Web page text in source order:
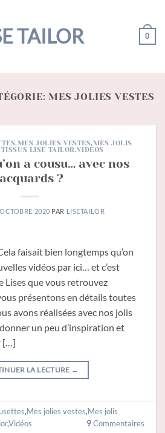
TAILOR 0
MES JOLIES VESTES
,MES JOLIES VESTES,MES JOLIS
TISSUS LISE TAILOR,VIDÉOS
a cousu… avec nos
?
2020 PAR LISETAILOR
faisait bien longtemps qu’on
vidéos par ici… et c’est
Lises que vous retrouvez
présentons en détails toutes
avons réalisées avec nos jolis
un peu d’inspiration et
[…]
LA LECTURE →
,Mes jolies vestes,Mes jolis
,Vidéos 9Commentaires